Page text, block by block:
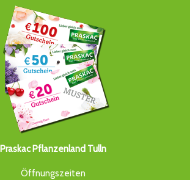
Praskac Pflanzenland Tulln
Öffnungszeiten